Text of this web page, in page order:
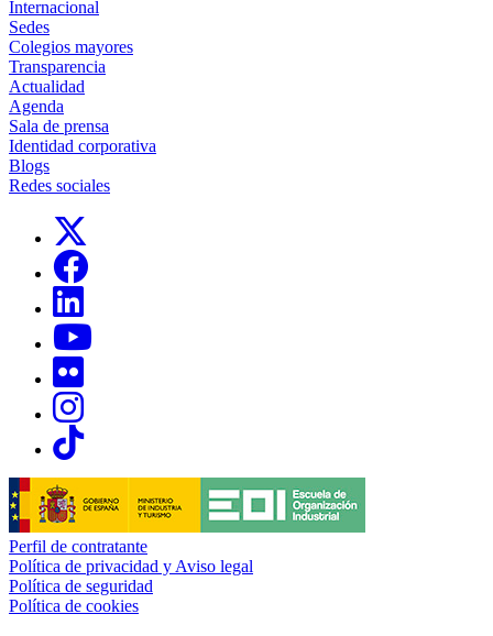
Internacional
Sedes
Colegios mayores
Transparencia
Actualidad
Agenda
Sala de prensa
Identidad corporativa
Blogs
Redes sociales
Links, Opens in this window
Links, Opens in this window
Links, Opens in this window
Links, Opens in this window
Links, Opens in this window
Perfil de contratante
Política de privacidad y Aviso legal
Política de seguridad
Política de cookies